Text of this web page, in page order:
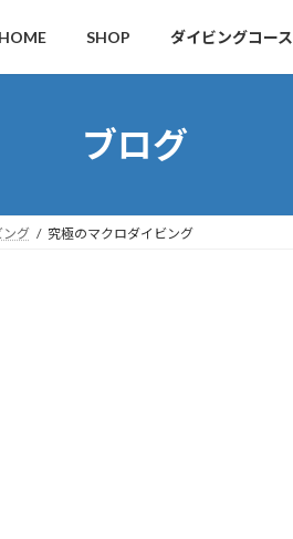
HOME SHOP ダイビングコース
ブログ
ング 究極のマクロダイビング